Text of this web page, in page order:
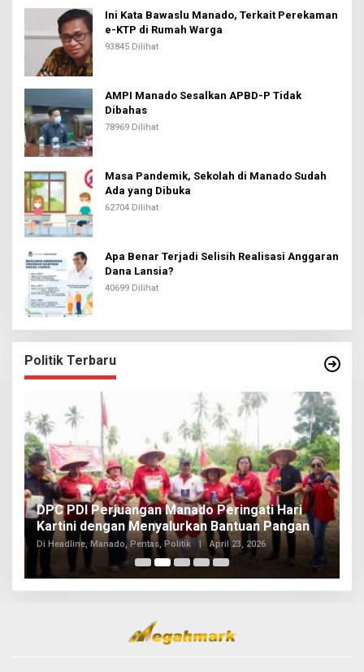
Ini Kata Bawaslu Manado, Terkait Perekaman
e-KTP di Rumah Warga
93845 Dilihat
AMPI Manado Sesalkan APBD-P Tidak
Dibahas
78969 Dilihat
Masa Pandemik, Sekolah di Manado Sudah
Ada yang Dibuka
62704 Dilihat
Apa Benar Terjadi Selisih Realisasi Anggaran
Dana Lansia?
40699 Dilihat
Politik Terbaru
DPC PDI Perjuangan Manado Peringati Hari
Kartini dengan Menyalurkan Bantuan Pangan
Di Headline, Manado, Pentas, Politik April 23, 2026